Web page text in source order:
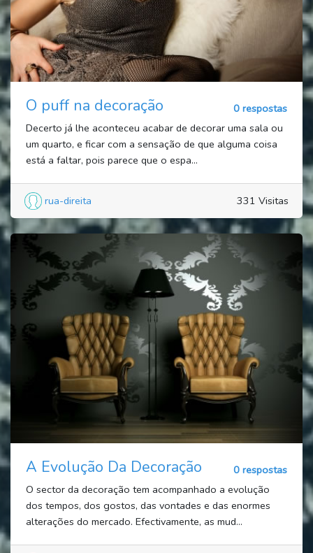
O puff na decoração
0 respostas
Decerto já lhe aconteceu acabar de decorar uma sala ou
um quarto, e ficar com a sensação de que alguma coisa
está a faltar, pois parece que o espa...
rua-direita 331 Visitas
A Evolução Da Decoração
0 respostas
O sector da decoração tem acompanhado a evolução
dos tempos, dos gostos, das vontades e das enormes
alterações do mercado. Efectivamente, as mud...